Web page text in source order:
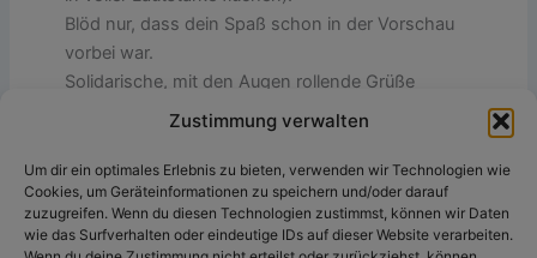
Zustimmung verwalten
Um dir ein optimales Erlebnis zu bieten, verwenden wir Technologien wie
Cookies, um Geräteinformationen zu speichern und/oder darauf
zuzugreifen. Wenn du diesen Technologien zustimmst, können wir Daten
wie das Surfverhalten oder eindeutige IDs auf dieser Website verarbeiten.
Blöd nur, dass dein Spaß schon in der Vorschau
vorbei war.
Solidarische, mit den Augen rollende Grüße
Pingback:KW32/2025: Alle TCS-Blogartikel - The
Content Society